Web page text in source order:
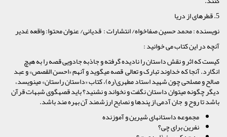
5. قطره‏اى از دریا
نویسنده : محمد حسین صفاخواه/ انتشارات : قدیانی/ عنوان محتوا: واقعه غدیر
آنچه در این کتاب می خوانید :
کیست که اثر و نقش داستان را نادیده گرفته و جاذبه جادویى قصه را به هیچ
انگارد. آنجا که خداوند تبارک و تعالی قصه مى‏گوید و آنهم «احسن القصص‏» و عبد
صالح و مصلحى چون شهید استاد مطهرى(ره)، کتاب «داستان راستان‏» مى‏نویسد،
دیگر چگونه مى‏توان داستان نگفت و نخواند و نشنید؟ باید قصه‏گوى شبهات قرآن
باشد تا روح و جان آدمی از پندها و نصایح ارزشمند آن بهره مند باشد.
مجموعه داستانهاى شیرین و آموزنده
نفرین برای چی؟